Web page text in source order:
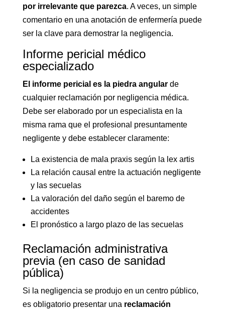
por irrelevante que parezca. A veces, un simple
comentario en una anotación de enfermería puede
ser la clave para demostrar la negligencia.
Informe pericial médico
especializado
El informe pericial es la piedra angularde
cualquier reclamación por negligencia médica.
Debe ser elaborado por un especialista en la
misma rama que el profesional presuntamente
negligente y debe establecer claramente:
La existencia de mala praxis según la lex artis
La relación causal entre la actuación negligente
y las secuelas
La valoración del daño según el baremo de
accidentes
El pronóstico a largo plazo de las secuelas
Reclamación administrativa
previa (en caso de sanidad
pública)
Si la negligencia se produjo en un centro público,
es obligatorio presentar una reclamación